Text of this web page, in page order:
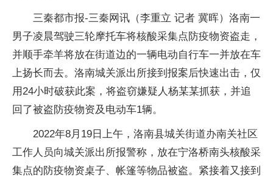
三秦都市报-三秦网讯（李重立 记者 冀晖）洛南一
男子凌晨驾驶三轮摩托车将核酸采集点防疫物资盗走，
并顺手牵羊将放在街道边的一辆电动自行车一并放在车
上扬长而去。洛南城关派出所接到报案后快速出击，仅
用24小时破获此案，将盗窃嫌疑人杨某某抓获，并追
回了被盗防疫物资及电动车1辆。
2022年8月19日上午，洛南县城关街道办南关社区
工作人员向城关派出所报警称，放在宁洛桥南头核酸采
集点的防疫物资桌子、帐篷等物品被盗。紧接着又接到